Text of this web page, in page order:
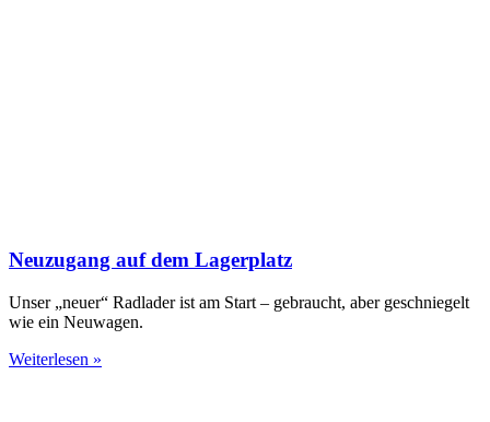
Neuzugang auf dem Lagerplatz
Unser „neuer“ Radlader ist am Start – gebraucht, aber geschniegelt
wie ein Neuwagen.
Weiterlesen »